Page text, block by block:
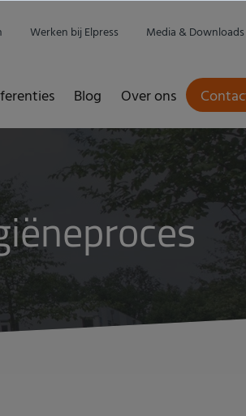
Werken bij Elpress Media & Downloads
Blog Over ons